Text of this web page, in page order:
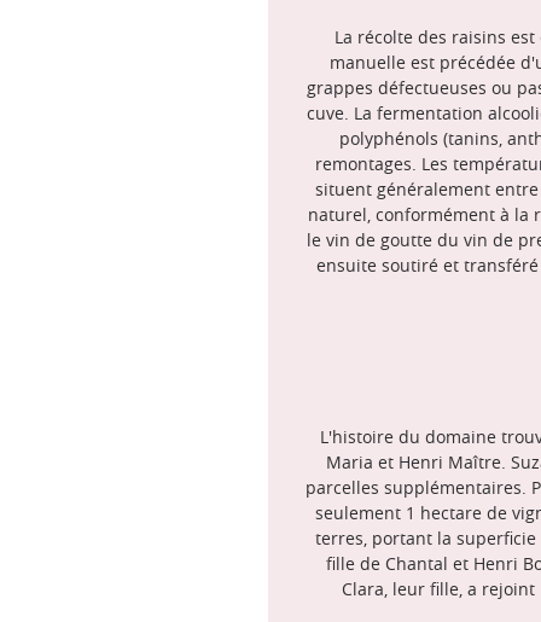
La récolte des raisins
manuelle est précédée
grappes défectueuses ou
cuve. La fermentation
polyphénols (tanins,
remontages. Les
situent généralement
naturel, conformément à la
le vin de goutte du vin de
ensuite soutiré et
L'histoire du domaine
Maria et Henri Maître.
parcelles supplémentaires.
seulement 1 hectare de
terres, portant la superficie
fille de Chantal et Henri
Clara, leur fille, a